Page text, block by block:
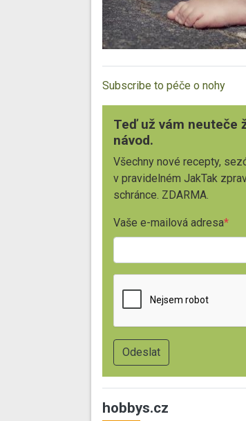
Subscribe to péče o nohy
Teď už vám neuteče
návod.
Všechny nové recepty,
v pravidelném JakTak
schránce. ZDARMA.
Vaše e-mailová adresa
hobbys.cz